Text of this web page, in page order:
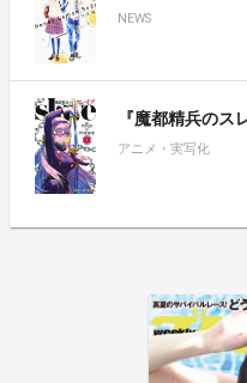
NEWS
『魔都精兵のス
アニメ・実写化